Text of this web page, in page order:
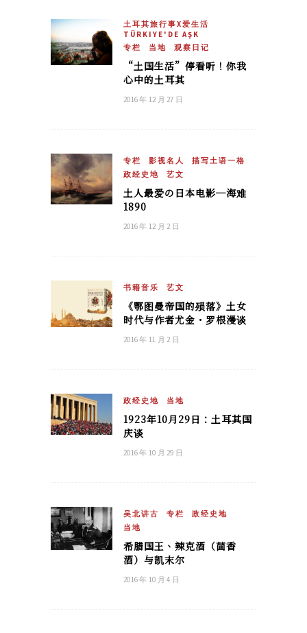
土耳其旅行事X爱生活
TÜRKIYE'DE AŞK
专栏
当地 观察日记
“土国生活”停看听！你我
心中的土耳其
2016 年 12 月 27 日
专栏 影视名人
描写土语一格
政经史地
艺文
土人最爱の日本电影─海难
1890
2016 年 12 月 2 日
书籍音乐 艺文
《鄂图曼帝国的殒落》土女
时代与作者尤金・罗根漫谈
2016 年 11 月 2 日
政经史地 当地
1923年10月29日：土耳其国
庆谈
2016 年 10 月 29 日
吴北讲古 专栏
政经史地
当地
希腊国王、辣克酒（茴香
酒）与凯末尔
2016 年 10 月 4 日